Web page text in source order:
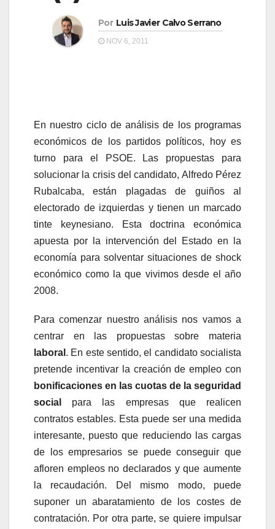
Por Luis Javier Calvo Serrano
NOV 6, 2011
En nuestro ciclo de análisis de los programas
económicos de los partidos políticos, hoy es
turno para el PSOE. Las propuestas para
solucionar la crisis del candidato, Alfredo Pérez
Rubalcaba, están plagadas de guiños al
electorado de izquierdas y tienen un marcado
tinte keynesiano. Esta doctrina económica
apuesta por la intervención del Estado en la
economía para solventar situaciones de shock
económico como la que vivimos desde el año
2008.
Para comenzar nuestro análisis nos vamos a
centrar en las propuestas sobre materia
laboral . En este sentido, el candidato socialista
pretende incentivar la creación de empleo con
bonificaciones en las cuotas de la seguridad
social
para las empresas que realicen
contratos estables. Esta puede ser una medida
interesante, puesto que reduciendo las cargas
de los empresarios se puede conseguir que
afloren empleos no declarados y que aumente
la recaudación. Del mismo modo, puede
suponer un abaratamiento de los costes de
contratación. Por otra parte, se quiere impulsar